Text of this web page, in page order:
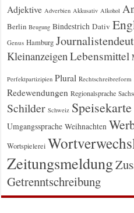
Adjektive Adverbien Akkusativ Alkohol
Berlin Beugung Bindestrich Dativ
Genus Hamburg
Kleinanzeigen Lebensmittel
Perfektpartizipien Plural Rechtschreibreform
Redewendungen Regionalsprache
Schilder Schweiz Speisekarte
Umgangssprache Weihnachten
Wortspielerei
Zeitungsmeldung
Getrenntschreibung